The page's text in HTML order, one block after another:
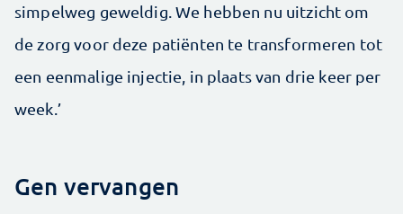
simpelweg geweldig. We hebben nu uitzicht om
de zorg voor deze patiënten te transformeren tot
een eenmalige injectie, in plaats van drie keer per
week.’
Gen vervangen